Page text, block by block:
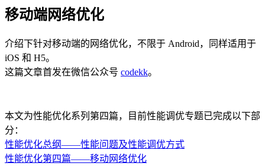
移动端网络优化
介绍下针对移动端的网络优化，不限于 Android，同样适用于
iOS 和 H5。
这篇文章首发在微信公众号 codekk。
本文为性能优化系列第四篇，目前性能调优专题已完成以下部
分：
性能优化总纲——性能问题及性能调优方式
性能优化第四篇——移动网络优化